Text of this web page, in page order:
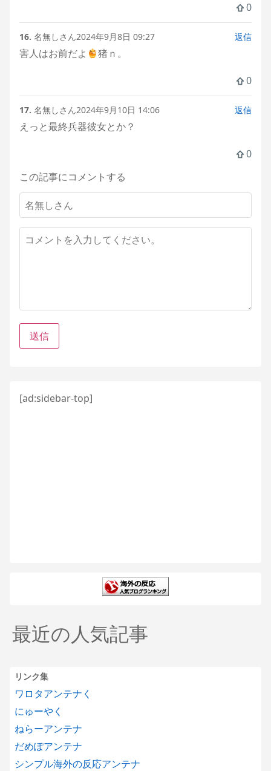
0
16. 名無しさん2024年9月8日 09:27 返信
害人はお前だよ 猪ｎ。
0
17. 名無しさん2024年9月10日 14:06 返信
えっと最終兵器彼女とか？
0
この記事にコメントする
名
前
コ
メ
最近の人気記事
リンク集
ワロタアンテナく
にゅーやく
ねらーアンテナ
だめぽアンテナ
シンプル海外の反応アンテナ